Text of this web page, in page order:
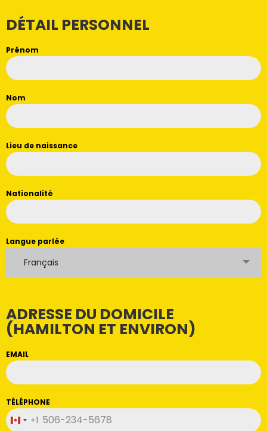
DÉTAIL PERSONNEL
Prénom
Nom
Lieu de naissance
Nationalité
Langue parlée
Français
ADRESSE DU DOMICILE
(HAMILTON ET ENVIRON)
EMAIL
TÉLÉPHONE
Canada
+1